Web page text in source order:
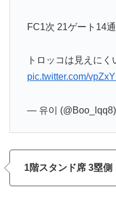
FC1次 21ゲート14
トロッコは見えにく
pic.twitter.com/
— 유이 (@Boo_lqq8)
1階スタンド席 3塁側